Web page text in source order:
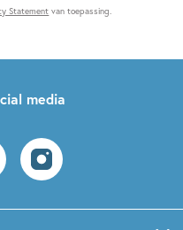
Statement van toepassing.
media